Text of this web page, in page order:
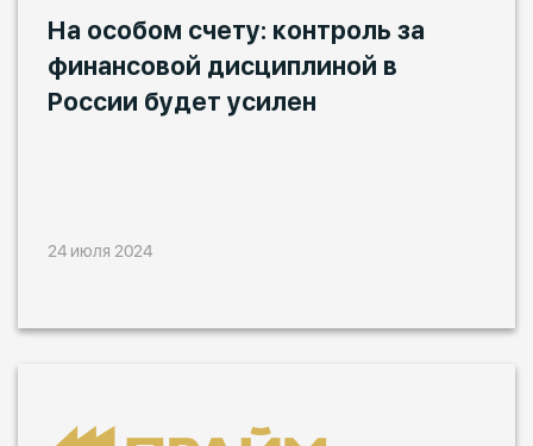
На особом счету: контроль за
финансовой дисциплиной в
России будет усилен
24 июля 2024